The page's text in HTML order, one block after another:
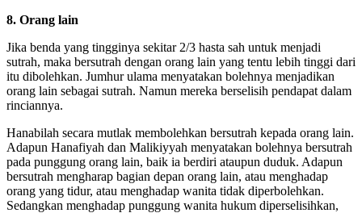
Jika benda yang tingginya sekitar 2/3 hasta sah untuk menjadi
sutrah, maka bersutrah dengan orang lain yang tentu lebih tinggi dari
itu dibolehkan. Jumhur ulama menyatakan bolehnya menjadikan
orang lain sebagai sutrah. Namun mereka berselisih pendapat dalam
Hanabilah secara mutlak membolehkan bersutrah kepada orang lain.
Adapun Hanafiyah dan Malikiyyah menyatakan bolehnya bersutrah
pada punggung orang lain, baik ia berdiri ataupun duduk. Adapun
bersutrah mengharap bagian depan orang lain, atau menghadap
orang yang tidur, atau menghadap wanita tidak diperbolehkan.